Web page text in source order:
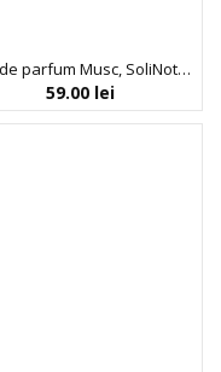
Apa de parfum Musc, SoliNotes, 15 ml
59.00 lei